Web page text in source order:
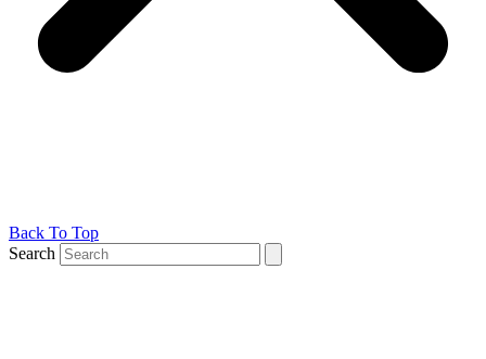
Back To Top
Search